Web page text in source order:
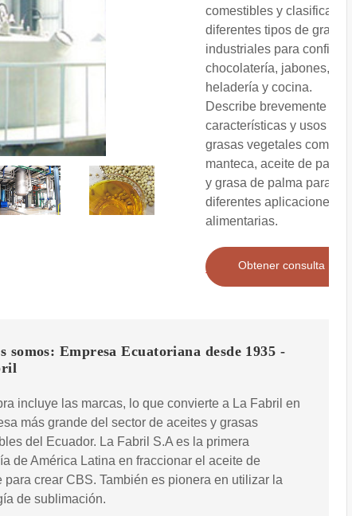
comestibles y clasifica
diferentes tipos de grasas
industriales para confitería,
chocolatería, jabones,
heladería y cocina.
Describe brevemente las
características y usos de
grasas vegetales como la
manteca, aceite de palma
y grasa de palma para
diferentes aplicaciones
alimentarias.
Obtener consulta
somos: Empresa Ecuatoriana desde 1935 -
incluye las marcas, lo que convierte a La Fabril en
más grande del sector de aceites y grasas
del Ecuador. La Fabril S.A es la primera
de América Latina en fraccionar el aceite de
para crear CBS. También es pionera en utilizar la
de sublimación.